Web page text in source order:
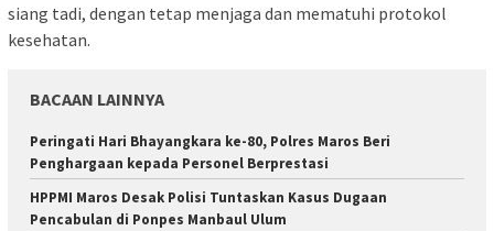
siang tadi, dengan tetap menjaga dan mematuhi protokol
kesehatan.
BACAAN LAINNYA
Peringati Hari Bhayangkara ke-80, Polres Maros Beri
Penghargaan kepada Personel Berprestasi
HPPMI Maros Desak Polisi Tuntaskan Kasus Dugaan
Pencabulan di Ponpes Manbaul Ulum